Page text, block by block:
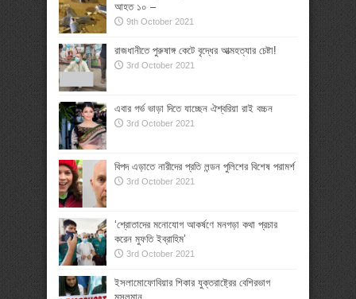
আহত ১০ –
9th October 2021
রাজধানীতে পুরুষাঙ্গ কেটে বৃদ্ধের আত্মহত্যার চেষ্টা!
3rd October 2021
এবার গর্ভ ভাড়া দিতে যাচ্ছেন ঐশ্বরিয়া রাই বচ্চন
3rd October 2021
বিপদ এড়াতে নারীদের প্রতি লন্ডন পুলিশের বিশেষ পরামর্শ
3rd October 2021
‘শ্রোতাদের মনোযোগ আকর্ষণে মনগড়া কথা প্রচার
করেন মুফতি ইব্রাহিম’
3rd October 2021
ইসলামোফোবিয়ার শিকার যুক্তরাষ্ট্রের বেশিরভাগ